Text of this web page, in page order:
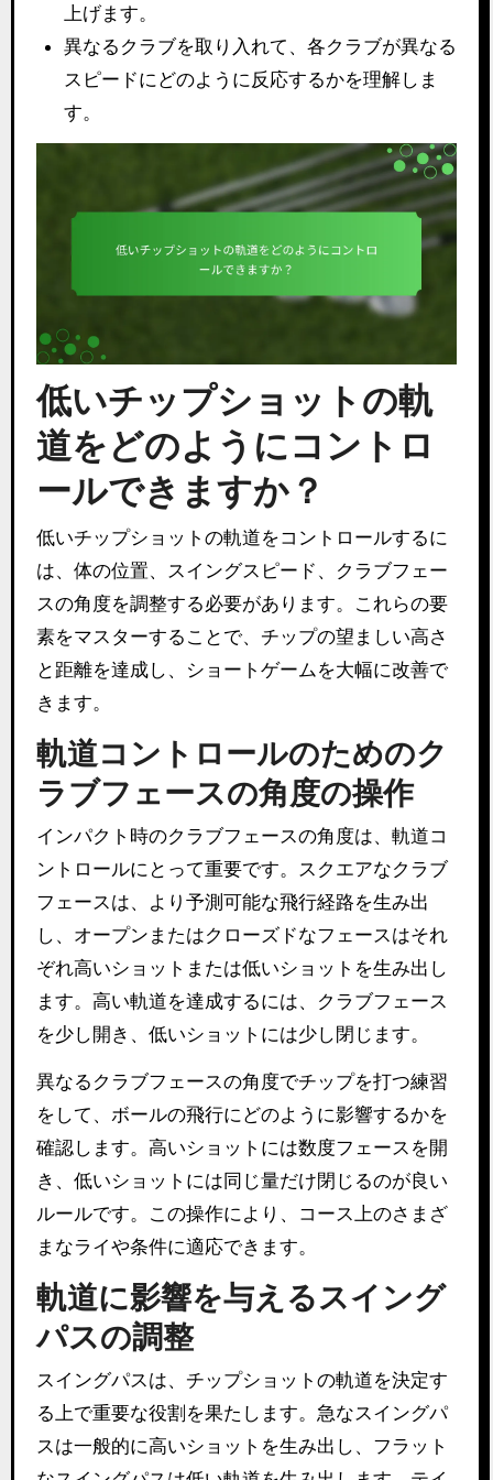
上げます。
異なるクラブを取り入れて、各クラブが異なる
スピードにどのように反応するかを理解しま
す。
低いチップショットの軌
道をどのようにコントロ
ールできますか？
低いチップショットの軌道をコントロールするに
は、体の位置、スイングスピード、クラブフェー
スの角度を調整する必要があります。これらの要
素をマスターすることで、チップの望ましい高さ
と距離を達成し、ショートゲームを大幅に改善で
きます。
軌道コントロールのためのク
ラブフェースの角度の操作
インパクト時のクラブフェースの角度は、軌道コ
ントロールにとって重要です。スクエアなクラブ
フェースは、より予測可能な飛行経路を生み出
し、オープンまたはクローズドなフェースはそれ
ぞれ高いショットまたは低いショットを生み出し
ます。高い軌道を達成するには、クラブフェース
を少し開き、低いショットには少し閉じます。
異なるクラブフェースの角度でチップを打つ練習
をして、ボールの飛行にどのように影響するかを
確認します。高いショットには数度フェースを開
き、低いショットには同じ量だけ閉じるのが良い
ルールです。この操作により、コース上のさまざ
まなライや条件に適応できます。
軌道に影響を与えるスイング
パスの調整
スイングパスは、チップショットの軌道を決定す
る上で重要な役割を果たします。急なスイングパ
スは一般的に高いショットを生み出し、フラット